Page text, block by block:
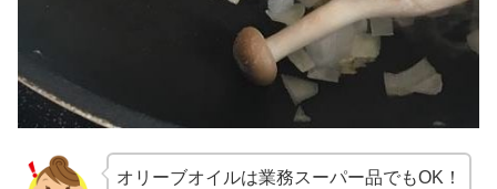
オリーブオイルは業務スーパー品でもOK！